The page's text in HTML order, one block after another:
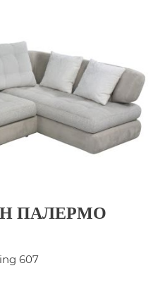
ПАЛЕРМО
607